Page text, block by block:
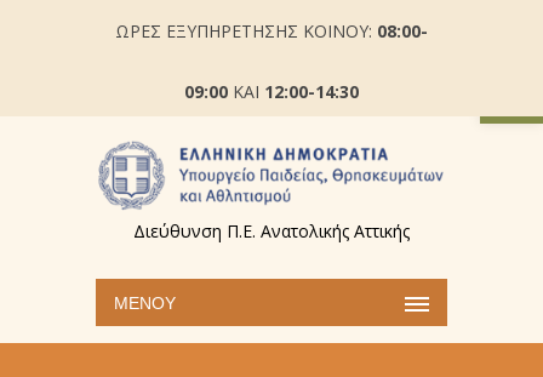
ΩΡΕΣ ΕΞΥΠΗΡΕΤΗΣΗΣ ΚΟΙΝΟΥ: 08:00-
09:00 ΚΑΙ 12:00-14:30
Διεύθυνση Π.Ε. Ανατολικής Αττικής
ΜΕΝΟΎ